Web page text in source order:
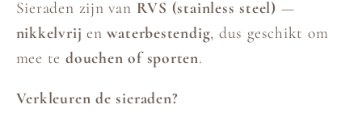
Sieraden zijn van RVS (stainless steel) —
nikkelvrij enwaterbestendig, dus geschikt om
mee te douchen of sporten.
Verkleuren de sieraden?